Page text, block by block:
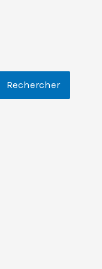
Rechercher